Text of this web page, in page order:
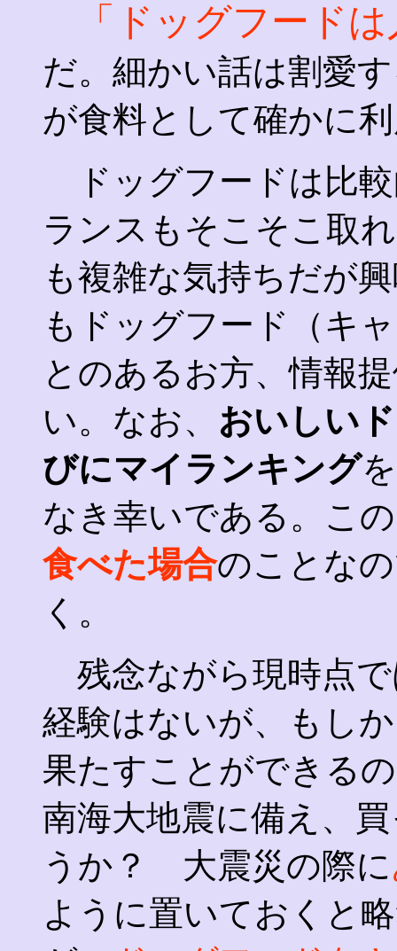
「ドッグフード
だ。細かい話は割愛
が食料として確かに
ドッグフードは比
ランスもそこそこ取
も複雑な気持ちだが
もドッグフード（キ
とのあるお方、情報
い。なお、 おいしい
びにマイランキング
なき幸いである。こ
食べた場合のことな
く。
残念ながら現時点
経験はないが、もし
果たすことができる
南海大地震に備え、
うか？ 大震災の際に
ように置いておくと